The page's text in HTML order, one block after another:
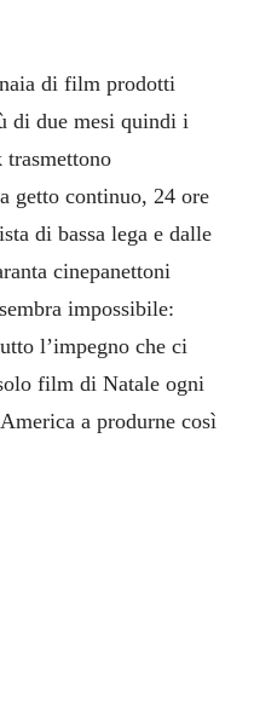
di film prodotti
di due mesi quindi i
getto continuo, 24 ore
di bassa lega e dalle
cinepanettoni
impossibile:
l’impegno che ci
film di Natale ogni
a produrne così